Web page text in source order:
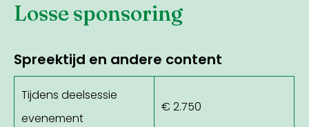
Losse sponsoring
Spreektijd en andere content
Tijdens deelsessie
evenement
€ 2.750